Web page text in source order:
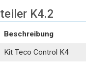
K4.2
Beschreibung
Kit Teco Control K4